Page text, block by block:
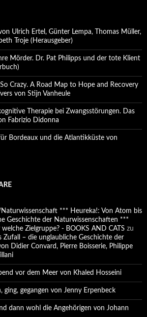
Ulrich Ertel, Günter Lempa, Thomas Müller,
Troje (Herausgeber)
Mörder. Dr. Pat Philipps und der tote Klient
Crazy. A Road Map to Hope and Recovery
von Stijn Vanheule
Therapie bei Zwangsstörungen. Das
Fabrizio Didonna
Bordeaux und die Atlantikküste von
Naturwissenschaft *** Heureka!: Von Atom bis
Geschichte der Naturwissenschaften ***
Zielgruppe? - BOOKS AND CATS zu
Zufall – die unglaubliche Geschichte der
Didier Convard, Pierre Boisserie, Philippe
vor dem Meer von Khaled Hosseini
ging, gegangen von Jenny Erpenbeck
dann wohl die Angehörigen von Johann